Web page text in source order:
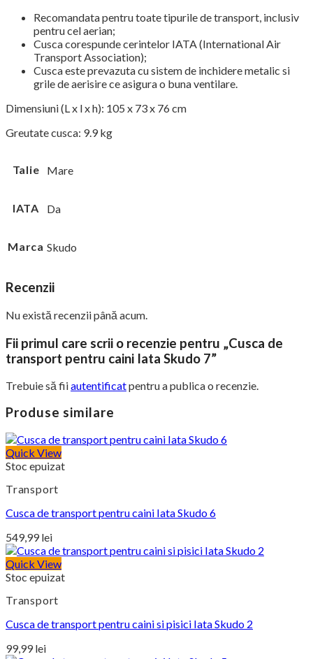
Recomandata pentru toate tipurile de transport, inclusiv
pentru cel aerian;
Cusca corespunde cerintelor IATA (International Air
Transport Association);
Cusca este prevazuta cu sistem de inchidere metalic si
grile de aerisire ce asigura o buna ventilare.
Dimensiuni (L x l x h): 105 x 73 x 76 cm
Greutate cusca: 9.9 kg
Talie Mare
IATA Da
Marca Skudo
Recenzii
Nu există recenzii până acum.
Fii primul care scrii o recenzie pentru „Cusca de
transport pentru caini Iata Skudo 7”
Trebuie să fiiautentificatpentru a publica o recenzie.
Produse similare
Quick View
Stoc epuizat
Transport
Cusca de transport pentru caini Iata Skudo 6
549,99lei
Quick View
Stoc epuizat
Transport
Cusca de transport pentru caini si pisici Iata Skudo 2
99,99lei